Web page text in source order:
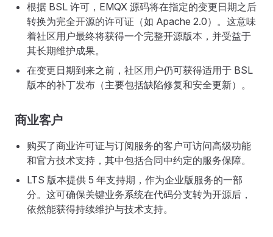
根据 BSL 许可，EMQX 源码将在指定的变更日期之后
转换为完全开源的许可证（如 Apache 2.0）。这意味
着社区用户最终将获得一个完整开源版本，并受益于
其长期维护成果。
在变更日期到来之前，社区用户仍可获得适用于 BSL
版本的补丁发布（主要包括缺陷修复和安全更新）。
商业客户
购买了商业许可证与订阅服务的客户可访问高级功能
和官方技术支持，其中包括合同中约定的服务保障。
LTS 版本提供 5 年支持期，作为企业版服务的一部
分。这可确保关键业务系统在代码分支转为开源后，
依然能获得持续维护与技术支持。